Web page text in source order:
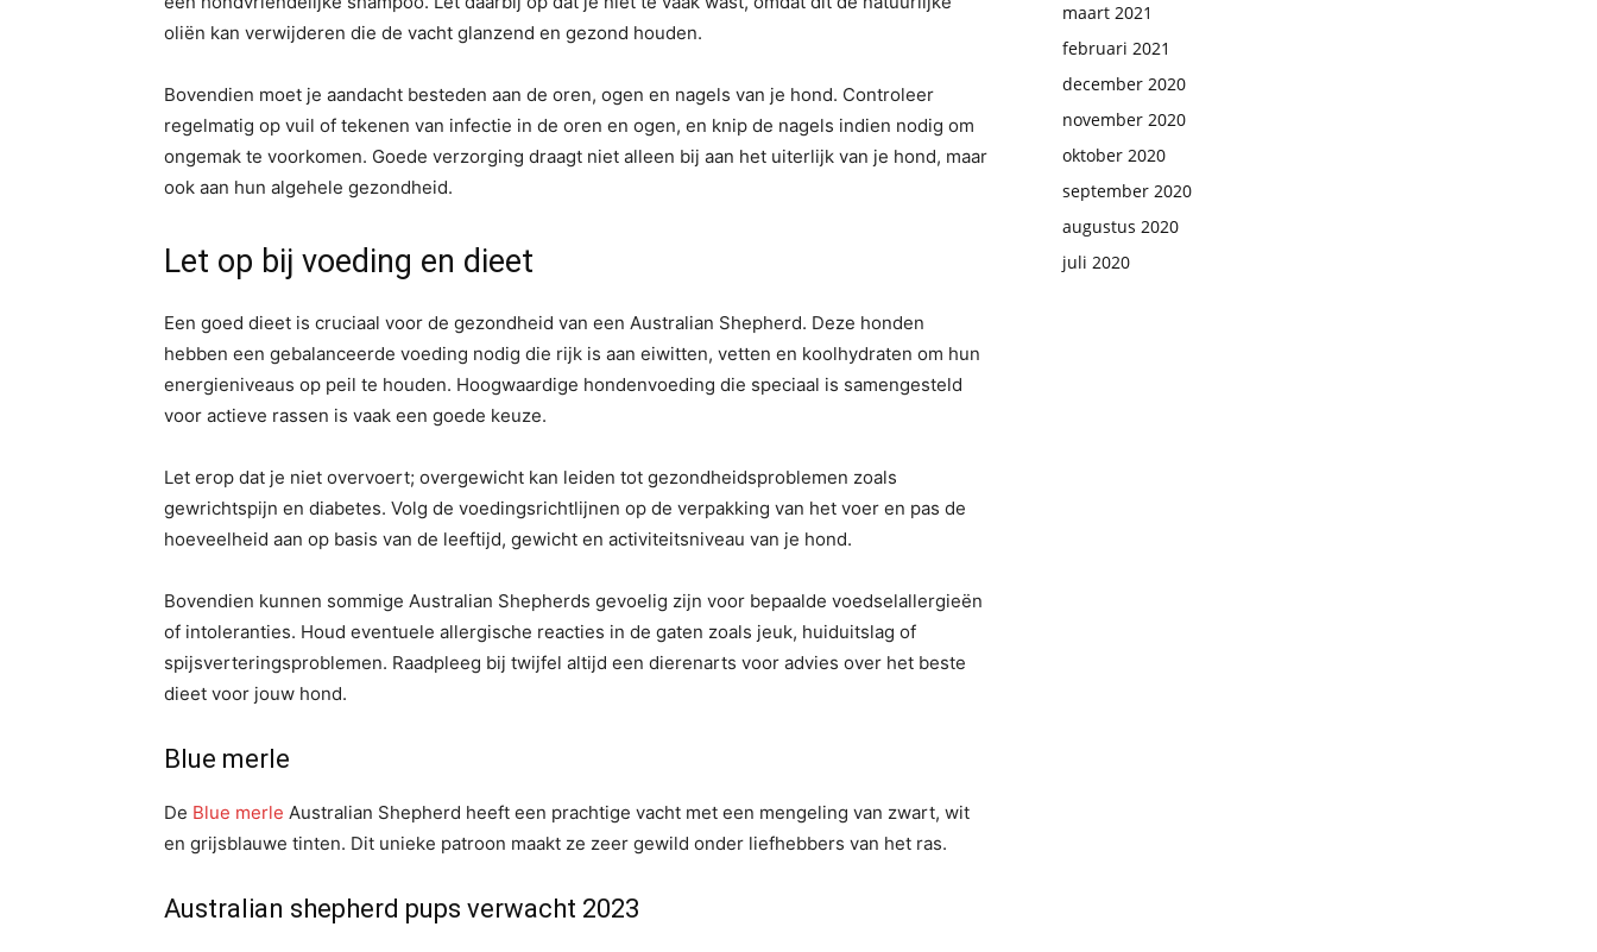
oliën kan verwijderen die de vacht glanzend en gezond houden.
Bovendien moet je aandacht besteden aan de oren, ogen en nagels van je hond. Controleer
regelmatig op vuil of tekenen van infectie in de oren en ogen, en knip de nagels indien nodig om
ongemak te voorkomen. Goede verzorging draagt niet alleen bij aan het uiterlijk van je hond, maar
ook aan hun algehele gezondheid.
Let op bij voeding en dieet
Een goed dieet is cruciaal voor de gezondheid van een Australian Shepherd. Deze honden
hebben een gebalanceerde voeding nodig die rijk is aan eiwitten, vetten en koolhydraten om hun
energieniveaus op peil te houden. Hoogwaardige hondenvoeding die speciaal is samengesteld
voor actieve rassen is vaak een goede keuze.
Let erop dat je niet overvoert; overgewicht kan leiden tot gezondheidsproblemen zoals
gewrichtspijn en diabetes. Volg de voedingsrichtlijnen op de verpakking van het voer en pas de
hoeveelheid aan op basis van de leeftijd, gewicht en activiteitsniveau van je hond.
Bovendien kunnen sommige Australian Shepherds gevoelig zijn voor bepaalde voedselallergieën
of intoleranties. Houd eventuele allergische reacties in de gaten zoals jeuk, huiduitslag of
spijsverteringsproblemen. Raadpleeg bij twijfel altijd een dierenarts voor advies over het beste
dieet voor jouw hond.
Blue merle
De Blue merle Australian Shepherd heeft een prachtige vacht met een mengeling van zwart, wit
en grijsblauwe tinten. Dit unieke patroon maakt ze zeer gewild onder liefhebbers van het ras.
Australian shepherd pups verwacht 2023
maart 2021
februari 2021
december 2020
november 2020
oktober 2020
september 2020
augustus 2020
juli 2020